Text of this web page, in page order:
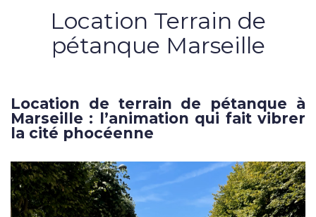
Location Terrain de
pétanque Marseille
Location de terrain de pétanque à
Marseille : l’animation qui fait vibrer
la cité phocéenne